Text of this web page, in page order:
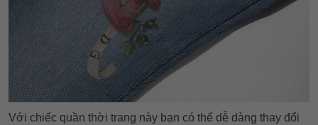
Với chiếc quần thời trang này bạn có thể dễ dàng thay đổi